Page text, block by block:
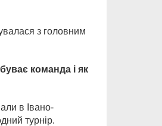
з головним
команда і як
в Івано-
турнір.